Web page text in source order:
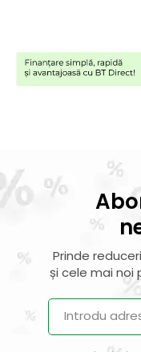
Prinde
și cele mai noi